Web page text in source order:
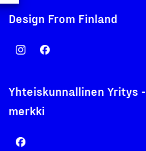
Design From Finland
Yhteiskunnallinen Yritys -
merkki